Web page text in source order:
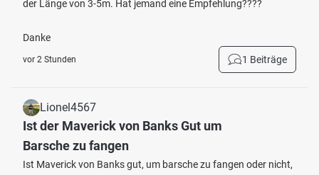
der Länge von 3-5m. Hat jemand eine Empfehlung????
Danke
vor 2 Stunden 1 Beiträge
Lionel4567
Ist der Maverick von Banks Gut um
Barsche zu fangen
Ist Maverick von Banks gut, um barsche zu fangen oder nicht,